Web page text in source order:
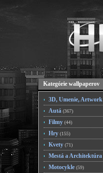
Kategórie wallpaperov
3D, Umenie, Artwork
Autá (367)
Filmy (44)
Hry (155)
Kvety (71)
Mestá a Architektúra
Motocykle (59)